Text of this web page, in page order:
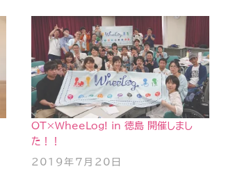
OT×WheeLog! in 徳島 開催しまし
た！！
2019年7月20日